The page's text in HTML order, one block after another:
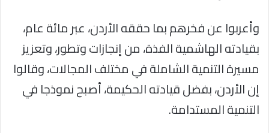
وأعربوا عن فخرهم بما حققه الأردن، عبر مائة عام،
بقيادته الهاشمية الفذة، من إنجازات وتطور، وتعزيز
مسيرة التنمية الشاملة في مختلف المجالات، وقالوا
إن الأردن، بفضل قيادته الحكيمة، أصبح نموذجا في
التنمية المستدامة.